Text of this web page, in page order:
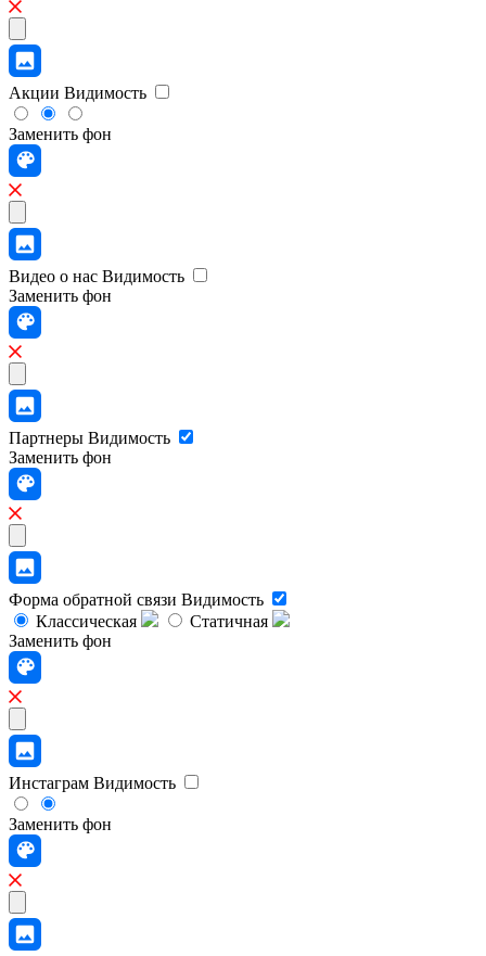
Акции Видимость
Заменить фон
Видео о нас Видимость
Заменить фон
Партнеры Видимость
Заменить фон
Форма обратной связи Видимость
Классическая
Статичная
Заменить фон
Инстаграм Видимость
Заменить фон